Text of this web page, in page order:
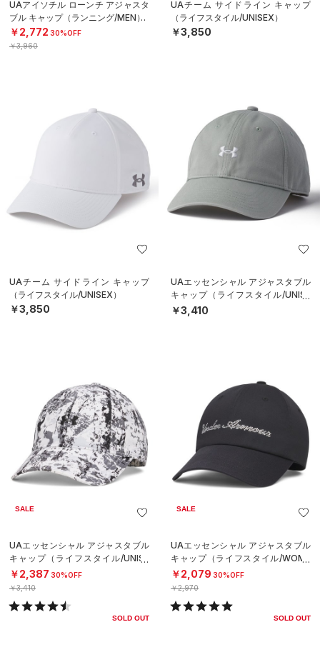
UAアイソチル ローンチ アジャスタ
ブル キャップ（ランニング/MEN）
￥2,772 30%OFF
￥3,960
UAチーム サイドライン キャップ
（ライフスタイル/UNISEX）
￥3,850
UAチーム サイドライン キャップ
（ライフスタイル/UNISEX）
￥3,850
UAエッセンシャル アジャスタブル
キャップ（ライフスタイル/UNISE
X）
￥3,410
SALE
UAエッセンシャル アジャスタブル
キャップ（ライフスタイル/UNISE
X）
￥2,387 30%OFF
￥3,410
SOLD OUT
SALE
UAエッセンシャル アジャスタブル
キャップ（ライフスタイル/WOME
N）
￥2,079 30%OFF
￥2,970
SOLD OUT